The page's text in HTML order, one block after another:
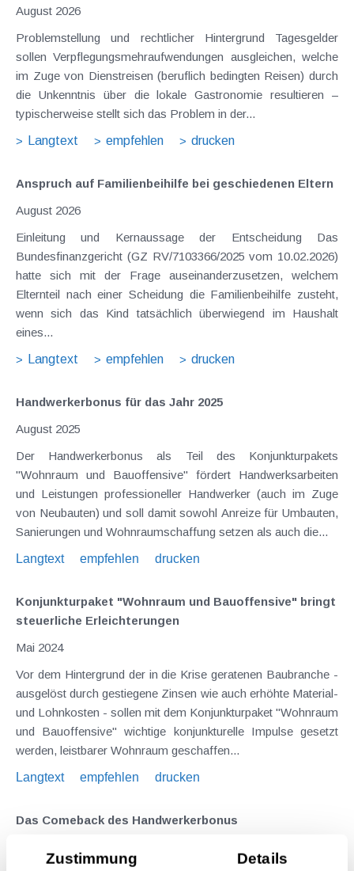
Zustimmung Details
August 2026
Problemstellung und rechtlicher Hintergrund Tagesgelder
sollen Verpflegungsmehraufwendungen ausgleichen, welche
im Zuge von Dienstreisen (beruflich bedingten Reisen) durch
die Unkenntnis über die lokale Gastronomie resultieren –
typischerweise stellt sich das Problem in der...
Langtext
empfehlen drucken
Anspruch auf Familienbeihilfe bei geschiedenen Eltern
August 2026
Einleitung und Kernaussage der Entscheidung Das
Bundesfinanzgericht (GZ RV/7103366/2025 vom 10.02.2026)
hatte sich mit der Frage auseinanderzusetzen, welchem
Elternteil nach einer Scheidung die Familienbeihilfe zusteht,
wenn sich das Kind tatsächlich überwiegend im Haushalt
eines...
Langtext
empfehlen drucken
Handwerkerbonus für das Jahr 2025
August 2025
Der Handwerkerbonus als Teil des Konjunkturpakets
"Wohnraum und Bauoffensive" fördert Handwerksarbeiten
und Leistungen professioneller Handwerker (auch im Zuge
von Neubauten) und soll damit sowohl Anreize für Umbauten,
Sanierungen und Wohnraumschaffung setzen als auch die...
Langtext
empfehlen drucken
Konjunkturpaket "Wohnraum und Bauoffensive" bringt
steuerliche Erleichterungen
Mai 2024
Vor dem Hintergrund der in die Krise geratenen Baubranche -
ausgelöst durch gestiegene Zinsen wie auch erhöhte Material-
und Lohnkosten - sollen mit dem Konjunkturpaket "Wohnraum
und Bauoffensive" wichtige konjunkturelle Impulse gesetzt
werden, leistbarer Wohnraum geschaffen...
Langtext
empfehlen drucken
Das Comeback des Handwerkerbonus